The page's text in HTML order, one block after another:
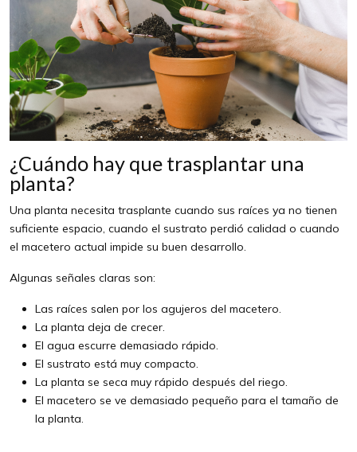
¿Cuándo hay que trasplantar una
planta?
Una planta necesita trasplante cuando sus raíces ya no tienen
suficiente espacio, cuando el sustrato perdió calidad o cuando
el macetero actual impide su buen desarrollo.
Algunas señales claras son:
Las raíces salen por los agujeros del macetero.
La planta deja de crecer.
El agua escurre demasiado rápido.
El sustrato está muy compacto.
La planta se seca muy rápido después del riego.
El macetero se ve demasiado pequeño para el tamaño de
la planta.